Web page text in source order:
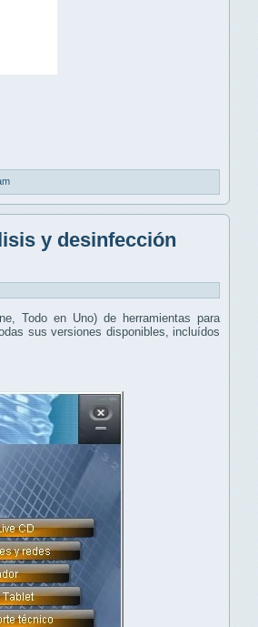
y desinfección
Todo en Uno) de herramientas para
sus versiones disponibles, incluídos